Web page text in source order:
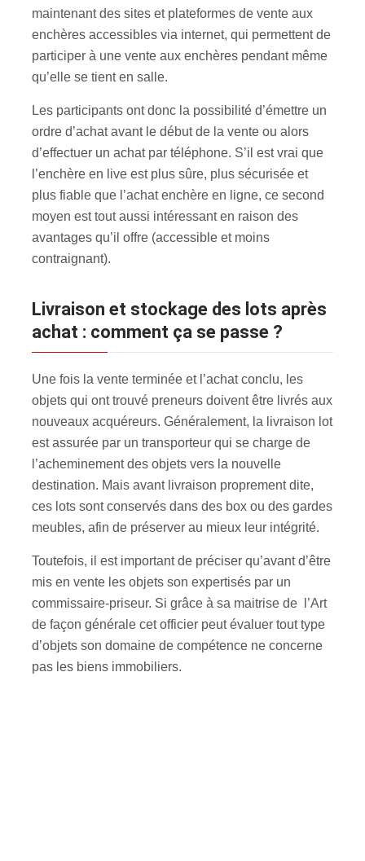
maintenant des sites et plateformes de vente aux
enchères accessibles via internet, qui permettent de
participer à une vente aux enchères pendant même
qu’elle se tient en salle.
Les participants ont donc la possibilité d’émettre un
ordre d’achat avant le début de la vente ou alors
d’effectuer un achat par téléphone. S’il est vrai que
l’enchère en live est plus sûre, plus sécurisée et
plus fiable que l’achat enchère en ligne, ce second
moyen est tout aussi intéressant en raison des
avantages qu’il offre (accessible et moins
contraignant).
Livraison et stockage des lots après
achat : comment ça se passe ?
Une fois la vente terminée et l’achat conclu, les
objets qui ont trouvé preneurs doivent être livrés aux
nouveaux acquéreurs. Généralement, la livraison lot
est assurée par un transporteur qui se charge de
l’acheminement des objets vers la nouvelle
destination. Mais avant livraison proprement dite,
ces lots sont conservés dans des box ou des gardes
meubles, afin de préserver au mieux leur intégrité.
Toutefois, il est important de préciser qu’avant d’être
mis en vente les objets son expertisés par un
commissaire-priseur. Si grâce à sa maitrise de l’Art
de façon générale cet officier peut évaluer tout type
d’objets son domaine de compétence ne concerne
pas les biens immobiliers.